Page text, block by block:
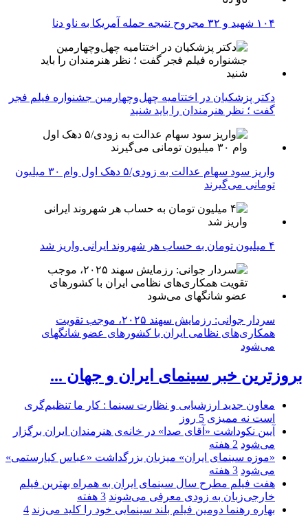
۱۰۴ شهید و ۳۲ مجروح نتیجه حمله آمریکا به ناو دنا
دکتر پزشکیان در اختتامیه چهل‌وچهارمین جشنواره فیلم فجر
گفت ؛ نظر هنرمندان را باید شنید
واریز سود سهام عدالت به زودی/۵ دهک اول وام ۳۰ میلیون
تومانی می‌گیرند
۴ میلیون تومان به حساب هر شهروند ایرانی واریز شد
سردار جوانی: رزمایش سهند ۲۰۲۵، موجب تقویت
همکاری‌های نظامی ایران با کشور‌های عضو شانگهای
می‌شود
بروزترین خبر سینمای ایران و جهان ...
معاون جدید ارزشیابی و نظارت سینما : کار ما تنظیم‌گری
است نه ممیزی 5 روز
آیین نکوداشت «آقای صدا» در خانه‌ی هنرمندان ایران برگزار
می‌شود 2 هفته
«موزه سینمای ایران» میزبان بزرگداشت «عباس کیارستمی»
می‌شود 3 هفته
هفت فیلم مطرح سال سینمای ایران به همراه بهترین فیلم
خارجی‌زبان به زودی معرفی می‌شوند 3 هفته
بهاره رهنما دومین فیلم بلند سینمایی خود را کلید می‌زند 4